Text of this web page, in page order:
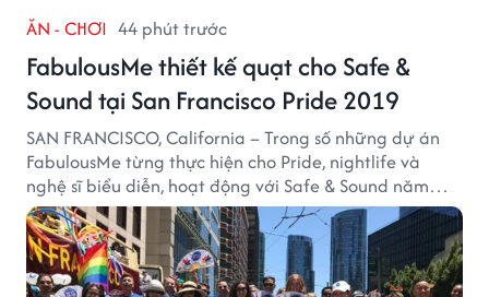
ĂN - CHƠI 44 phút trước
FabulousMe thiết kế quạt cho Safe &
Sound tại San Francisco Pride 2019
SAN FRANCISCO, California – Trong số những dự án
FabulousMe từng thực hiện cho Pride, nightlife và
nghệ sĩ biểu diễn, hoạt động với Safe & Sound năm
2019 mang một bối cảnh khác biệt. Safe & Sound là tổ
chức phi lợi nhuận tại San Francisco hoạt động trong
lĩnh vực phòng ngừa bạo hành trẻ em, hỗ trợ gia đình
và xây dựng môi trường an toàn cho trẻ em.